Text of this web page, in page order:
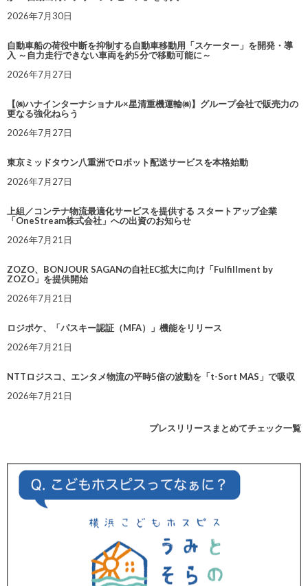
2026年7月30日
自動車船の荷役中断を抑制する自動車移動用「スケーター」を開発・導
入 ～自力走行できない車両を約5分で移動可能に～
2026年7月27日
【㈱ハナインターナショナル×星清重機運輸㈱】グループ会社で販売力の
更なる強化ねらう
2026年7月27日
東京ミッドタウン八重洲でロボット配送サービスを本格始動
2026年7月27日
上組／コンテナ物流最適化サービスを提供する スタートアップ企業
「OneStream株式会社」への出資のお知らせ
2026年7月21日
ZOZO、BONJOUR SAGANの自社EC拡大に向け「Fulfillment by
ZOZO」を提供開始
2026年7月21日
ロジポケ、「パスキー認証（MFA）」機能をリリース
2026年7月21日
NTTロジスコ、エンタメ物流の平時5倍の波動を「t-Sort MAS」で吸収
2026年7月21日
プレスリリースまとめてチェック一覧